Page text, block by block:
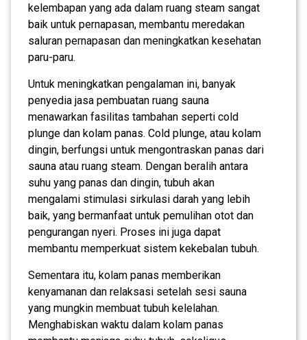
kelembapan yang ada dalam ruang steam sangat
baik untuk pernapasan, membantu meredakan
saluran pernapasan dan meningkatkan kesehatan
paru-paru.
Untuk meningkatkan pengalaman ini, banyak
penyedia jasa pembuatan ruang sauna
menawarkan fasilitas tambahan seperti cold
plunge dan kolam panas. Cold plunge, atau kolam
dingin, berfungsi untuk mengontraskan panas dari
sauna atau ruang steam. Dengan beralih antara
suhu yang panas dan dingin, tubuh akan
mengalami stimulasi sirkulasi darah yang lebih
baik, yang bermanfaat untuk pemulihan otot dan
pengurangan nyeri. Proses ini juga dapat
membantu memperkuat sistem kekebalan tubuh.
Sementara itu, kolam panas memberikan
kenyamanan dan relaksasi setelah sesi sauna
yang mungkin membuat tubuh kelelahan.
Menghabiskan waktu dalam kolam panas